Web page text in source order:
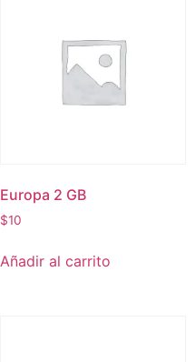
Europa 2 GB
$10
Añadir al carrito